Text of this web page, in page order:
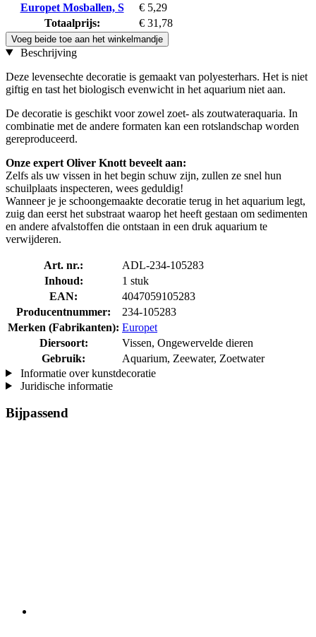
Europet Mosballen, S
€ 5,29
Totaalprijs:
€ 31,78
Voeg beide toe aan het winkelmandje
Beschrijving
Deze levensechte decoratie is gemaakt van polyesterhars. Het is niet
giftig en tast het biologisch evenwicht in het aquarium niet aan.
De decoratie is geschikt voor zowel zoet- als zoutwateraquaria. In
combinatie met de andere formaten kan een rotslandschap worden
gereproduceerd.
Onze expert Oliver Knott beveelt aan:
Zelfs als uw vissen in het begin schuw zijn, zullen ze snel hun
schuilplaats inspecteren, wees geduldig!
Wanneer je je schoongemaakte decoratie terug in het aquarium legt,
zuig dan eerst het substraat waarop het heeft gestaan om sedimenten
en andere afvalstoffen die ontstaan in een druk aquarium te
verwijderen.
Art. nr.:
ADL-234-105283
Inhoud:
1 stuk
EAN:
4047059105283
Producentnummer:
234-105283
Merken (Fabrikanten): Europet
Diersoort:
Vissen, Ongewervelde dieren
Gebruik:
Aquarium, Zeewater, Zoetwater
Informatie over kunstdecoratie
Juridische informatie
Bijpassend